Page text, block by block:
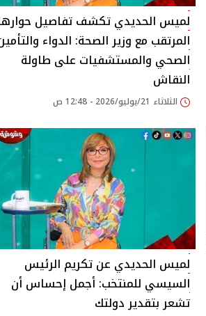
لميس الحديدي تكشف تفاصيل
المرتقب مع وزير الصحة: الدواء
الصحي والمستشفيات على طاولة
النقاش
الثلاثاء 21/يوليو/2026 - 12:48 ص
لميس الحديدي عن تكريم الرئيس
السيسي للمنتخب: أجمل إحساس أن
تشعر بتقدير دولتك